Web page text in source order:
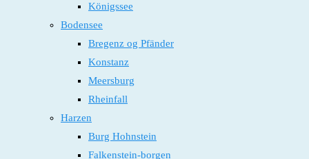
Königssee
Bodensee
Bregenz og Pfänder
Konstanz
Meersburg
Rheinfall
Harzen
Burg Hohnstein
Falkenstein-borgen